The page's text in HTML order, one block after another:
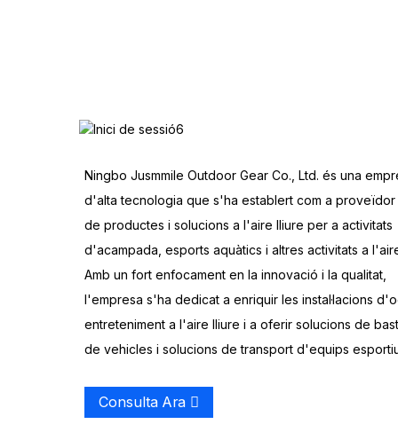
Ningbo Jusmmile Outdoor Gear Co., Ltd. és una
d'alta tecnologia que s'ha establert com a proveïdor
de productes i solucions a l'aire lliure per a activitats
d'acampada, esports aquàtics i altres activitats a
Amb un fort enfocament en la innovació i la qualitat,
l'empresa s'ha dedicat a enriquir les instal·lacions
entreteniment a l'aire lliure i a oferir solucions de
de vehicles i solucions de transport d'equips
Consulta Ara